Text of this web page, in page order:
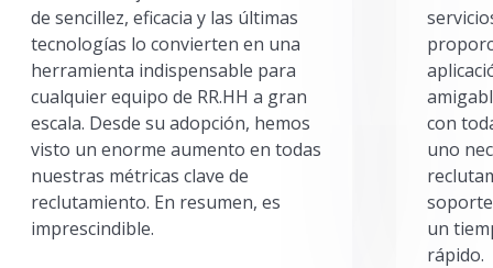
de sencillez, eficacia y las últimas
tecnologías lo convierten en una
herramienta indispensable para
cualquier equipo de RR.HH a gran
escala. Desde su adopción, hemos
visto un enorme aumento en todas
nuestras métricas clave de
reclutamiento. En resumen, es
imprescindible.
con
uno
un
rápido.